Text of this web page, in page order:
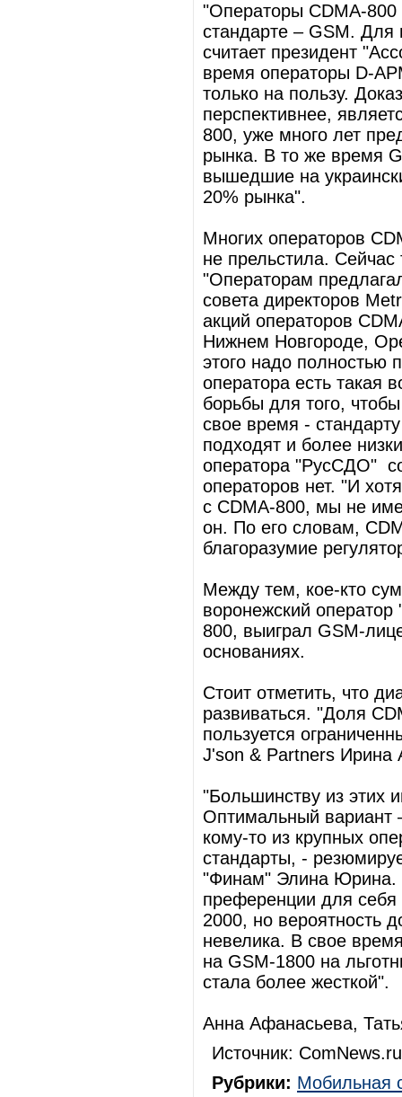
"Операторы CDMA-800
стандарте – GSM. Для
считает президент
время операторы D-
только на пользу.
перспективнее,
800, уже много лет
рынка. В то же время
вышедшие на
20% рынка".
Многих операторов
не прельстила.
"Операторам
совета директоров
акций операторов
Нижнем Новгороде,
этого надо полностью
оператора есть такая
борьбы для того,
свое время -
подходят и более
оператора "РусСДО"
операторов нет. "И
с CDMA-800, мы не
он. По его словам,
благоразумие
Между тем, кое-кто
воронежский
800, выиграл GSM-
основаниях.
Стоит отметить, что
развиваться. "Доля
пользуется
J'son & Partners Ирина
"Большинству из этих
Оптимальный вариант
кому-то из крупных
стандарты, -
"Финам" Элина Юрина.
преференции для себя
2000, но вероятность
невелика. В свое
на GSM-1800 на
стала более жесткой".
Анна Афанасьева,
Источник:
Рубрики: Мобильная